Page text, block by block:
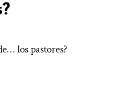
los pastores?